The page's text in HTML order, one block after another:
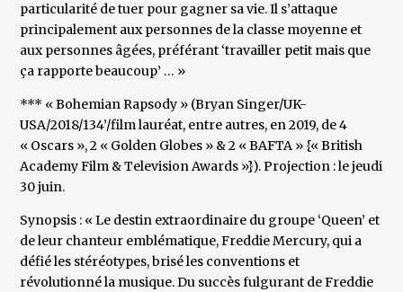
particularité de tuer pour gagner sa vie. Il s’attaque
principalement aux personnes de la classe moyenne et
aux personnes âgées, préférant ‘travailler petit mais que
ça rapporte beaucoup’ … »
*** « Bohemian Rapsody » (Bryan Singer/UK-
USA/2018/134’/film lauréat, entre autres, en 2019, de 4
« Oscars », 2 « Golden Globes » & 2 « BAFTA » {« British
Academy Film & Television Awards »}). Projection : le jeudi
30 juin.
Synopsis : « Le destin extraordinaire du groupe ‘Queen’ et
de leur chanteur emblématique, Freddie Mercury, qui a
défié les stéréotypes, brisé les conventions et
révolutionné la musique. Du succès fulgurant de Freddie